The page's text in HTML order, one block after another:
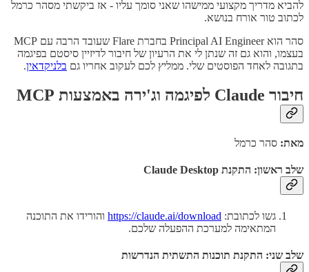
להביא מדריך מקצועי ממישהו שאני סומך עליו - אז ביקשתי מסהר כרמל
לכתוב טור אורח בנושא.
סהר הוא Principal AI Engineer בחברת Flare שעובד הרבה עם MCP
בעצמו, והוא גם זה שנתן לי את הרעיון של חיבור לדיזיין סיסטם בפיגמה
בתגובה לאחד הפוסטים שלי. ממליץ לכם לעקוב אחריו גם בלניקדאין.
חיבור Claude לפיגמה וג'ירה באמצעות MCP
מאת: סהר כרמל
שלב ראשון: התקנת Claude Desktop
גשו לכתובת: https://claude.ai/download והורידו את התוכנה
המתאימה למערכת ההפעלה שלכם.
שלב שני: התקנת תוכנות התשתית הנדרשות